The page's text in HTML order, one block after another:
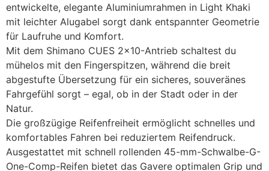
entwickelte, elegante Aluminiumrahmen in Light Khaki
mit leichter Alugabel sorgt dank entspannter Geometrie
für Laufruhe und Komfort.
Mit dem Shimano CUES 2×10-Antrieb schaltest du
mühelos mit den Fingerspitzen, während die breit
abgestufte Übersetzung für ein sicheres, souveränes
Fahrgefühl sorgt – egal, ob in der Stadt oder in der
Natur.
Die großzügige Reifenfreiheit ermöglicht schnelles und
komfortables Fahren bei reduziertem Reifendruck.
Ausgestattet mit schnell rollenden 45-mm-Schwalbe-G-
One-Comp-Reifen bietet das Gavere optimalen Grip und